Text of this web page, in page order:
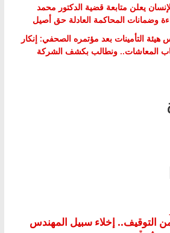
يعلن متابعة قضية الدكتور محمد
وضمانات المحاكمة العادلة حق أصيل
التأمينات بعد مؤتمره الصحفي: إنكار
المعاشات.. ونطالب بكشف الشركة